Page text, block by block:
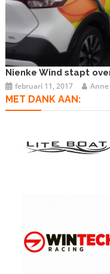
Nienke Wind stapt
februari 11, 2017
MET DANK AAN: